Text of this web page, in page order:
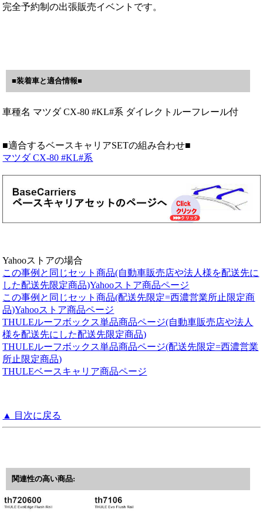
完全予約制の出張販売イベントです。
■装着車と適合情報■
車種名 マツダ CX-80 #KL#系 ダイレクトルーフレール付
■適合するベースキャリアSETの組み合わせ■
マツダ CX-80 #KL#系
Yahooストアの場合
この事例と同じセット商品(自動車販売店や法人様を配送先に
した配送先限定商品)Yahooストア商品ページ
この事例と同じセット商品(配送先限定=西濃営業所止限定商
品)Yahooストア商品ページ
THULEルーフボックス単品商品ページ(自動車販売店や法人
様を配送先にした配送先限定商品)
THULEルーフボックス単品商品ページ(配送先限定=西濃営業
所止限定商品)
THULEベースキャリア商品ページ
▲ 目次に戻る
関連性の高い商品: